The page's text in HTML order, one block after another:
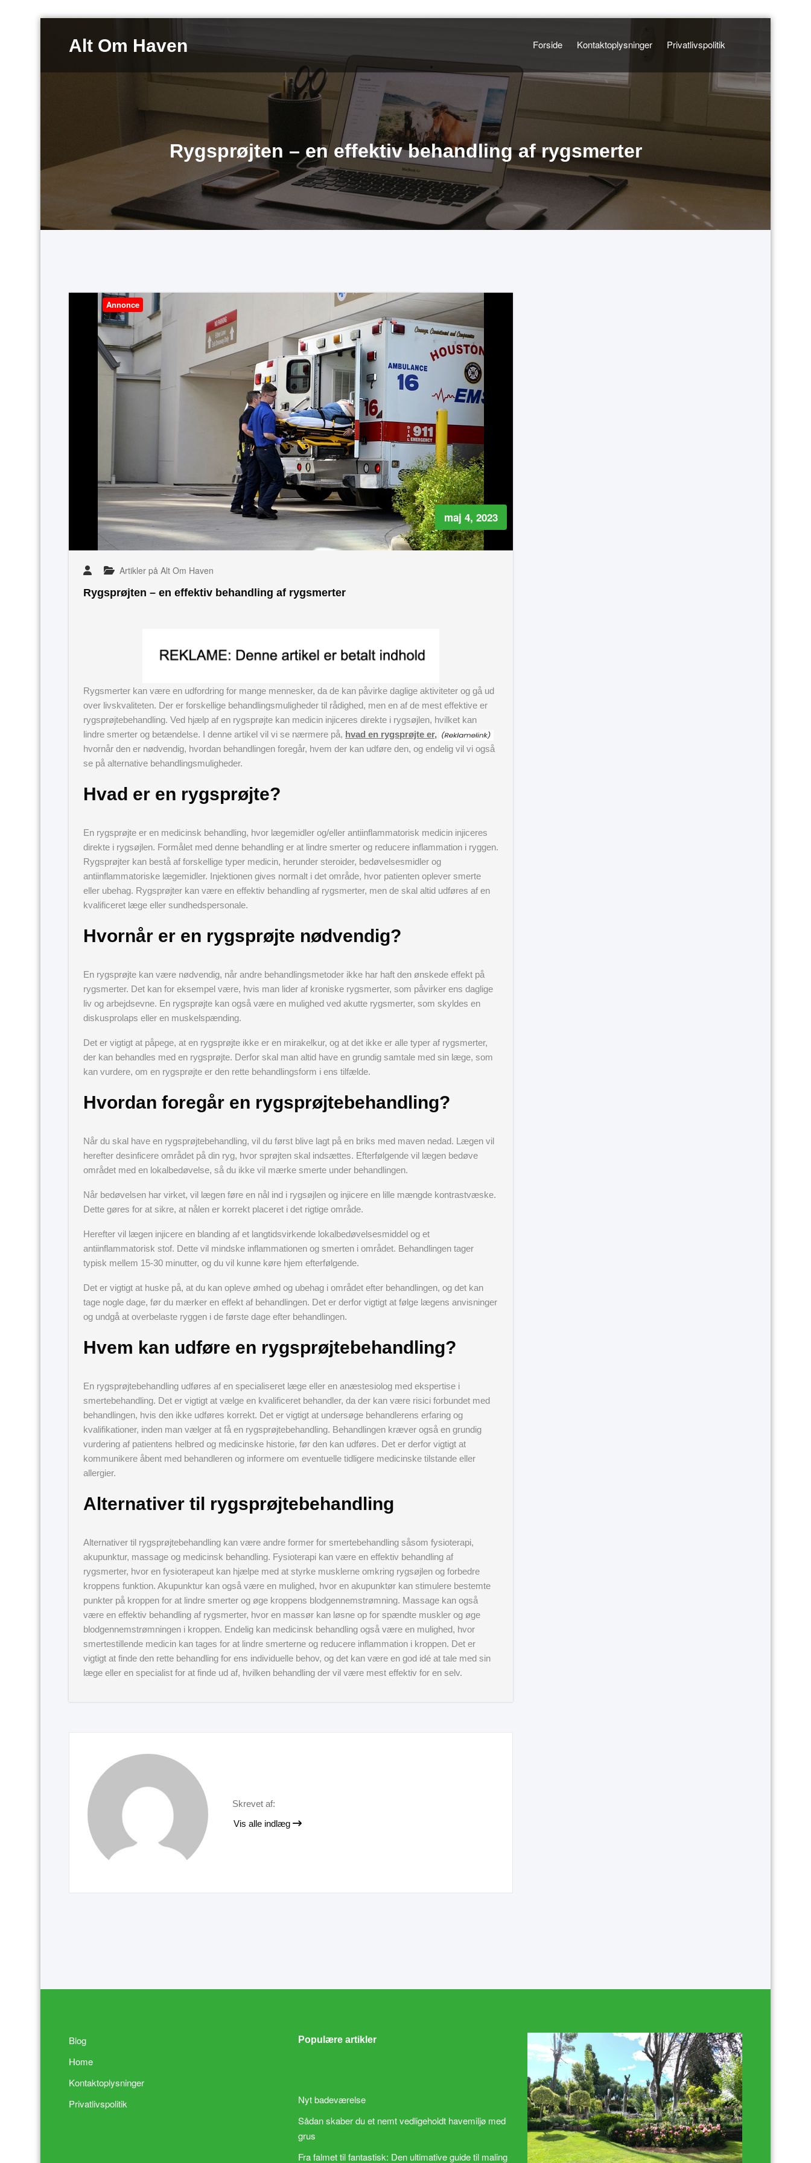
indholdAlt Om Haven Forside Kontaktoplysninger Privatlivspolitik
Rygsprøjten – en effektiv behandling af rygsmerter
Annonce
maj 4, 2023
Artikler på Alt Om Haven
Rygsprøjten – en effektiv behandling af rygsmerter
Rygsmerter kan være en udfordring for mange mennesker, da de kan påvirke daglige aktiviteter og gå ud
over livskvaliteten. Der er forskellige behandlingsmuligheder til rådighed, men en af de mest effektive er
rygsprøjtebehandling. Ved hjælp af en rygsprøjte kan medicin injiceres direkte i rygsøjlen, hvilket kan
lindre smerter og betændelse. I denne artikel vil vi se nærmere på, hvad en rygsprøjte er,
hvornår den er nødvendig, hvordan behandlingen foregår, hvem der kan udføre den, og endelig vil vi også
se på alternative behandlingsmuligheder.
Hvad er en rygsprøjte?
En rygsprøjte er en medicinsk behandling, hvor lægemidler og/eller antiinflammatorisk medicin injiceres
direkte i rygsøjlen. Formålet med denne behandling er at lindre smerter og reducere inflammation i ryggen.
Rygsprøjter kan bestå af forskellige typer medicin, herunder steroider, bedøvelsesmidler og
antiinflammatoriske lægemidler. Injektionen gives normalt i det område, hvor patienten oplever smerte
eller ubehag. Rygsprøjter kan være en effektiv behandling af rygsmerter, men de skal altid udføres af en
kvalificeret læge eller sundhedspersonale.
Hvornår er en rygsprøjte nødvendig?
En rygsprøjte kan være nødvendig, når andre behandlingsmetoder ikke har haft den ønskede effekt på
rygsmerter. Det kan for eksempel være, hvis man lider af kroniske rygsmerter, som påvirker ens daglige
liv og arbejdsevne. En rygsprøjte kan også være en mulighed ved akutte rygsmerter, som skyldes en
diskusprolaps eller en muskelspænding.
Det er vigtigt at påpege, at en rygsprøjte ikke er en mirakelkur, og at det ikke er alle typer af rygsmerter,
der kan behandles med en rygsprøjte. Derfor skal man altid have en grundig samtale med sin læge, som
kan vurdere, om en rygsprøjte er den rette behandlingsform i ens tilfælde.
Hvordan foregår en rygsprøjtebehandling?
Når du skal have en rygsprøjtebehandling, vil du først blive lagt på en briks med maven nedad. Lægen vil
herefter desinficere området på din ryg, hvor sprøjten skal indsættes. Efterfølgende vil lægen bedøve
området med en lokalbedøvelse, så du ikke vil mærke smerte under behandlingen.
Når bedøvelsen har virket, vil lægen føre en nål ind i rygsøjlen og injicere en lille mængde kontrastvæske.
Dette gøres for at sikre, at nålen er korrekt placeret i det rigtige område.
Herefter vil lægen injicere en blanding af et langtidsvirkende lokalbedøvelsesmiddel og et
antiinflammatorisk stof. Dette vil mindske inflammationen og smerten i området. Behandlingen tager
typisk mellem 15-30 minutter, og du vil kunne køre hjem efterfølgende.
Det er vigtigt at huske på, at du kan opleve ømhed og ubehag i området efter behandlingen, og det kan
tage nogle dage, før du mærker en effekt af behandlingen. Det er derfor vigtigt at følge lægens anvisninger
og undgå at overbelaste ryggen i de første dage efter behandlingen.
Hvem kan udføre en rygsprøjtebehandling?
En rygsprøjtebehandling udføres af en specialiseret læge eller en anæstesiolog med ekspertise i
smertebehandling. Det er vigtigt at vælge en kvalificeret behandler, da der kan være risici forbundet med
behandlingen, hvis den ikke udføres korrekt. Det er vigtigt at undersøge behandlerens erfaring og
kvalifikationer, inden man vælger at få en rygsprøjtebehandling. Behandlingen kræver også en grundig
vurdering af patientens helbred og medicinske historie, før den kan udføres. Det er derfor vigtigt at
kommunikere åbent med behandleren og informere om eventuelle tidligere medicinske tilstande eller
allergier.
Alternativer til rygsprøjtebehandling
Alternativer til rygsprøjtebehandling kan være andre former for smertebehandling såsom fysioterapi,
akupunktur, massage og medicinsk behandling. Fysioterapi kan være en effektiv behandling af
rygsmerter, hvor en fysioterapeut kan hjælpe med at styrke musklerne omkring rygsøjlen og forbedre
kroppens funktion. Akupunktur kan også være en mulighed, hvor en akupunktør kan stimulere bestemte
punkter på kroppen for at lindre smerter og øge kroppens blodgennemstrømning. Massage kan også
være en effektiv behandling af rygsmerter, hvor en massør kan løsne op for spændte muskler og øge
blodgennemstrømningen i kroppen. Endelig kan medicinsk behandling også være en mulighed, hvor
smertestillende medicin kan tages for at lindre smerterne og reducere inflammation i kroppen. Det er
vigtigt at finde den rette behandling for ens individuelle behov, og det kan være en god idé at tale med sin
læge eller en specialist for at finde ud af, hvilken behandling der vil være mest effektiv for en selv.
Skrevet af:
Vis alle indlæg
Blog
Home
Kontaktoplysninger
Privatlivspolitik
Populære artikler
Nyt badeværelse
Sådan skaber du et nemt vedligeholdt havemiljø med
grus
Fra falmet til fantastisk: Den ultimative guide til maling